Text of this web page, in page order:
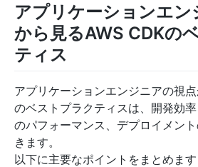
アプリケーションエン
から見るAWS CDKの
ティス
アプリケーションエンジニアの視
のベストプラクティスは、開発効
のパフォーマンス、デプロイメン
きます。
以下に主要なポイントをまとめます